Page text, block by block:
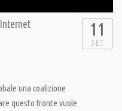
11
SET
una coalizione
questo fronte vuole